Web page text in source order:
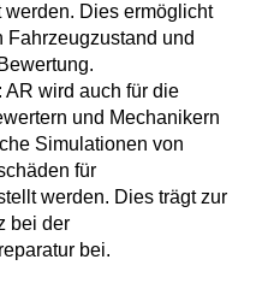
Dies ermöglicht
und
wird auch für die
und Mechanikern
Simulationen von
für
werden. Dies trägt zur
bei der
bei.